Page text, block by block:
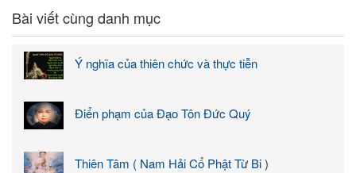
Bài viết cùng danh mục
Ý nghĩa của thiên chức và thực tiễn
Điển phạm của Đạo Tôn Đức Quý
Thiên Tâm ( Nam Hải Cổ Phật Từ Bi )